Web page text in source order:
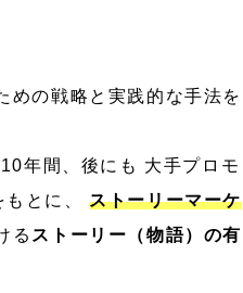
めの戦略と実践的な手法を
年間、後にも 大手プロモ
もとに、ストーリーマーケ
る ストーリー（物語）の有